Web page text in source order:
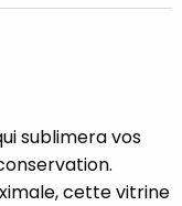
sublimera vos
cette vitrine